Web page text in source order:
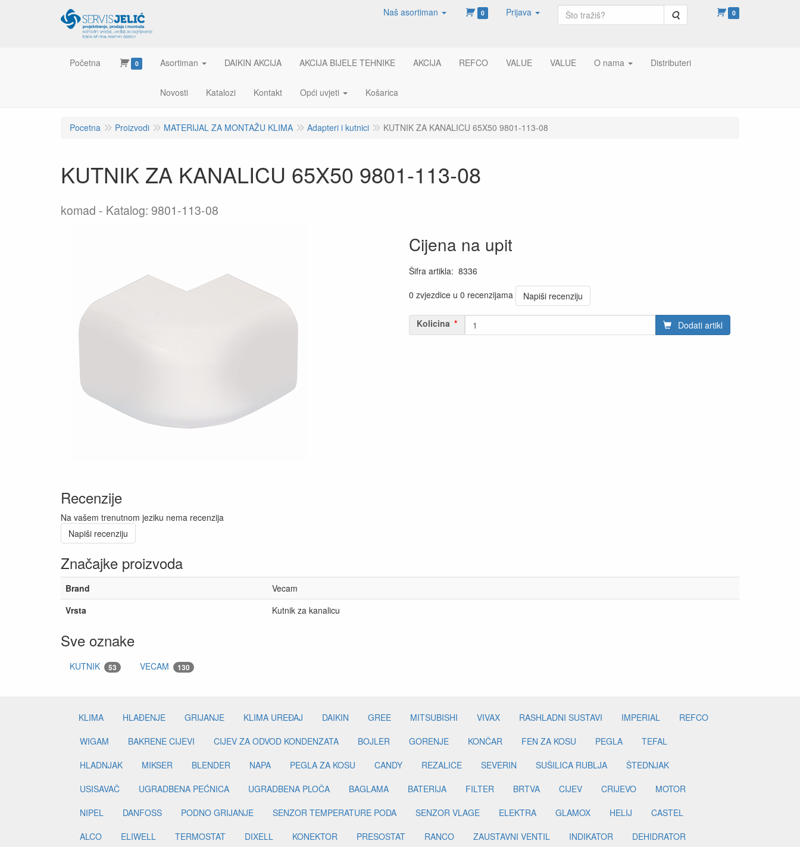
Naš asortiman 0 Prijava Pretraga 0
Početna 0 Asortiman DAIKIN AKCIJA AKCIJA BIJELE TEHNIKE AKCIJA REFCO VALUE VALUE O nama Distributeri
Novosti Katalozi Kontakt Opći uvjeti Košarica
Pocetna Proizvodi MATERIJAL ZA MONTAŽU KLIMA Adapteri i kutnici KUTNIK ZA KANALICU 65X50 9801-113-08
KUTNIK ZA KANALICU 65X50 9801-113-08
komad Katalog: 9801-113-08
Cijena na upit
Šifra artikla: 8336
0 zvjezdice u 0 recenzijama
Napiši recenziju
Kolicina Dodati artikl
Recenzije
Na vašem trenutnom jeziku nema recenzija
Napiši recenziju
Značajke proizvoda
Brand
Vecam
Vrsta
Kutnik za kanalicu
Sve oznake
KUTNIK 53 VECAM 130
KLIMA HLAĐENJE GRIJANJE KLIMA UREĐAJ DAIKIN GREE MITSUBISHI VIVAX RASHLADNI SUSTAVI IMPERIAL
REFCO
WIGAM
BAKRENE CIJEVI CIJEV ZA ODVOD KONDENZATA BOJLER GORENJE KONČAR FEN ZA KOSU PEGLA
TEFAL
HLADNJAK
MIKSER BLENDER NAPA PEGLA ZA KOSU CANDY REZALICE SEVERIN SUŠILICA RUBLJA
ŠTEDNJAK
USISAVAČ
UGRADBENA PEĆNICA UGRADBENA PLOČA BAGLAMA BATERIJA FILTER BRTVA CIJEV CRIJEVO
MOTOR
NIPEL
DANFOSS PODNO GRIJANJE SENZOR TEMPERATURE PODA SENZOR VLAGE ELEKTRA GLAMOX HELIJ
CASTEL
ALCO
ELIWELL TERMOSTAT DIXELL KONEKTOR PRESOSTAT RANCO ZAUSTAVNI VENTIL INDIKATOR
DEHIDRATOR